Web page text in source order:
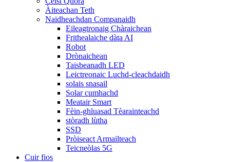
Àiteachan Teth
Naidheachdan Companaidh
Eileagtronaig Chàraichean
Frithealaiche dàta AI
Robot
Drònaichean
Taisbeanadh LED
Leictreonaic Luchd-cleachdaidh
solais snasail
Solar cumhachd
Meatair Smart
Fèin-ghluasad Tèarainteachd
stòradh lùtha
SSD
Pròiseact Armailteach
Teicneòlas 5G
Cuir fios